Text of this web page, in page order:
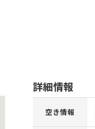
詳細情報
空き情報